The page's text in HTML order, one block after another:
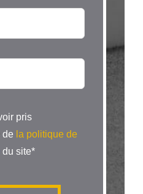
pris
de la politique de
du site*